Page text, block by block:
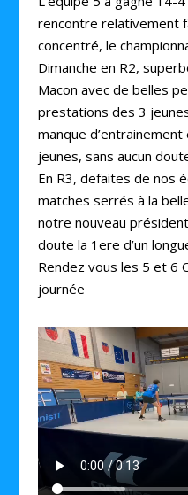
rencontre relativement
concentré, le
Dimanche en R2,
Macon avec de belles
prestations des 3
manque
jeunes, sans aucun
En R3, defaites de nos
matches serrés à la
notre nouveau
doute la 1ere d’un
Rendez vous les 5 et 6
journée